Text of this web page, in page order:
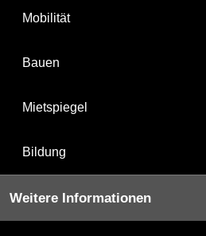
Mobilität
Bauen
Mietspiegel
Bildung
Weitere Informationen